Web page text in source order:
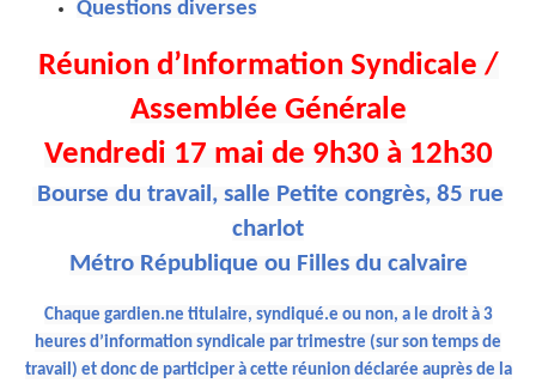
Questions diverses
Réunion d’Information Syndicale /
Assemblée Générale
Vendredi 17 mai de 9h30 à 12h30
Bourse du travail, salle Petite congrès, 85 rue
charlot
Métro République ou Filles du calvaire
Chaque gardien.ne titulaire, syndiqué.e ou non, a le droit à 3
heures d’information syndicale par trimestre (sur son temps de
travail) et donc de participer à cette réunion déclarée auprès de la